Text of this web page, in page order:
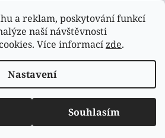
a reklam, poskytování funkcí
naší návštěvnosti
Více informacízde.
Nastavení
Souhlasím
údajů
Vytvořil Shoptet
. Všechna práva vyhrazena.
nastavení cookies